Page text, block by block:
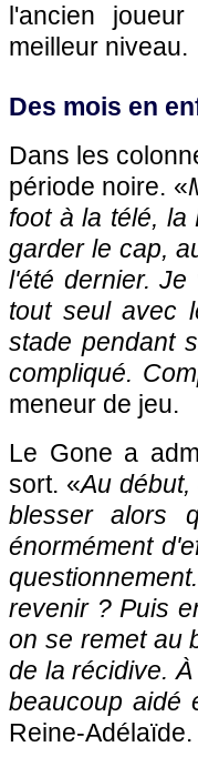
l'ancien
meilleur niveau.
Des mois en
Dans les
période noire. «
foot à la télé, la
garder le cap,
l'été dernier.
tout seul avec
stade pendant
compliqué.
meneur de jeu.
Le Gone a
sort. «Au
blesser alors
énormément
revenir ? Puis
on se remet au
de la récidive.
beaucoup aidé
Reine-Adélaïde.